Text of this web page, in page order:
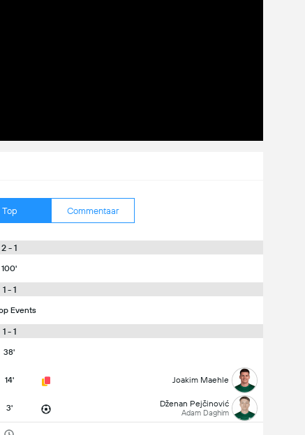
Top Commentaar
2 - 1
100'
1 - 1
Events
1 - 1
38'
14' Joakim Maehle
3' Dženan Pejčinović
Adam Daghim